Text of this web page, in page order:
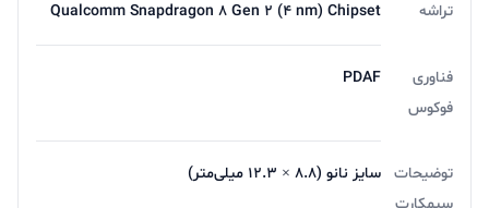
تراشه Qualcomm Snapdragon ۸ Gen ۲ (۴ nm) Chipset
فناوری
فوکوس
PDAF
توضیحات
سایز نانو (۸.۸ × ۱۲.۳ میلی‌متر)